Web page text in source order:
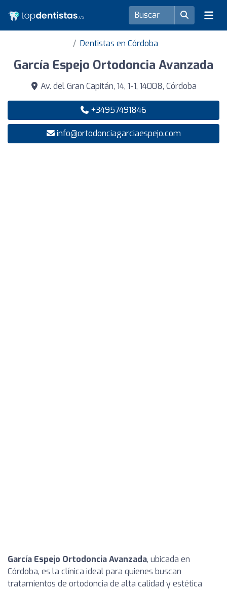
Dentistas en Córdoba
García Espejo Ortodoncia Avanzada
Av. del Gran Capitán, 14, 1-1, 14008, Córdoba
+34957491846
info@ortodonciagarciaespejo.com
García Espejo Ortodoncia Avanzada, ubicada en
Córdoba, es la clínica ideal para quienes buscan
tratamientos de ortodoncia de alta calidad y estética